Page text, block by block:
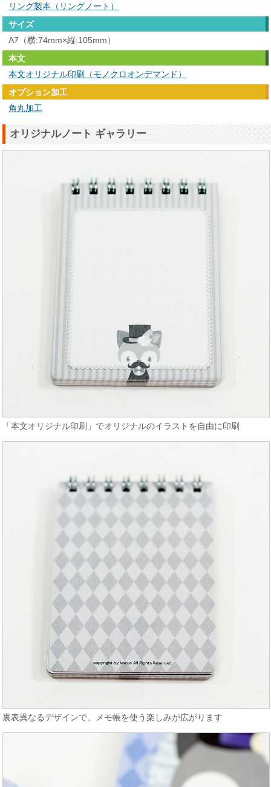
リング製本（リングノート）
サイズ
A7（横:74mm×縦:105mm）
本文
本文オリジナル印刷（モノクロオンデマンド）
オプション加工
角丸加工
オリジナルノート ギャラリー
「本文オリジナル印刷」でオリジナルのイラストを自由に印刷
裏表異なるデザインで、メモ帳を使う楽しみが広がります